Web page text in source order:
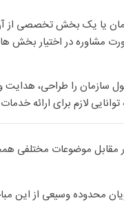
سازمان یا یک بخش تخصصی
مشاوره در اختیار بخش
سازمان را طراحی، هدایت
لازم برای ارائه
مقابل موضوعات مختلفی
محدوده وسیعی از